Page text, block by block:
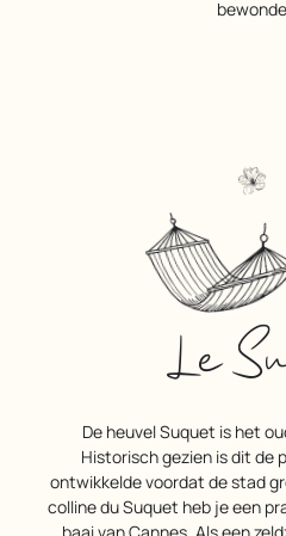
Le
De heuvel Suquet is het oudste deel van Cannes.
Historisch gezien is dit de
ontwikkelde voordat de stad
colline du Suquet heb je een
baai van Cannes. Als een